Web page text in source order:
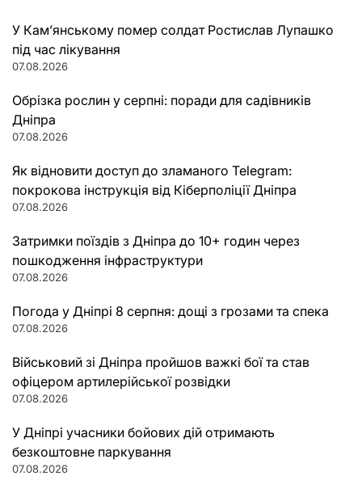
У Кам’янському помер солдат Ростислав Лупашко
під час лікування
07.08.2026
Обрізка рослин у серпні: поради для садівників
Дніпра
07.08.2026
Як відновити доступ до зламаного Telegram:
покрокова інструкція від Кіберполіції Дніпра
07.08.2026
Затримки поїздів з Дніпра до 10+ годин через
пошкодження інфраструктури
07.08.2026
Погода у Дніпрі 8 серпня: дощі з грозами та спека
07.08.2026
Військовий зі Дніпра пройшов важкі бої та став
офіцером артилерійської розвідки
07.08.2026
У Дніпрі учасники бойових дій отримають
безкоштовне паркування
07.08.2026